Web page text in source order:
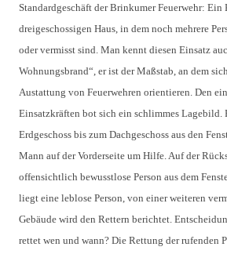
Standardgeschäft der Brinkumer Feuerwehr:
dreigeschossigen Haus, in dem noch mehrere
oder vermisst sind. Man kennt diesen Einsatz
Wohnungsbrand“, er ist der Maßstab, an dem
Austattung von Feuerwehren orientieren. Den
Einsatzkräften bot sich ein schlimmes Lagebild.
Erdgeschoss bis zum Dachgeschoss aus den
Mann auf der Vorderseite um Hilfe. Auf der
offensichtlich bewusstlose Person aus dem
liegt eine leblose Person, von einer weiteren
Gebäude wird den Rettern berichtet.
rettet wen und wann? Die Rettung der rufenden